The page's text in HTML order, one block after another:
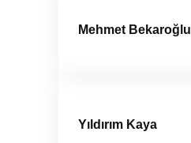
Mehmet Bekaroğlu
Yıldırım Kaya